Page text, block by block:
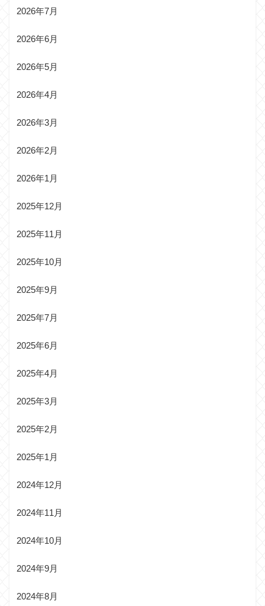
2026年7月
2026年6月
2026年5月
2026年4月
2026年3月
2026年2月
2026年1月
2025年12月
2025年11月
2025年10月
2025年9月
2025年7月
2025年6月
2025年4月
2025年3月
2025年2月
2025年1月
2024年12月
2024年11月
2024年10月
2024年9月
2024年8月